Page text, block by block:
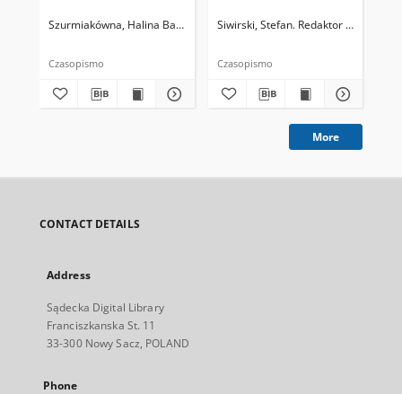
Szurmiakówna, Halina Barbara (1920-1945). Redaktor naczelny
Czasopismo
Siwirski, Stefan. Redaktor naczelny
Czasopismo
More
CONTACT DETAILS
Address
Sądecka Digital Library
Franciszkanska St. 11
33-300 Nowy Sacz, POLAND
Phone